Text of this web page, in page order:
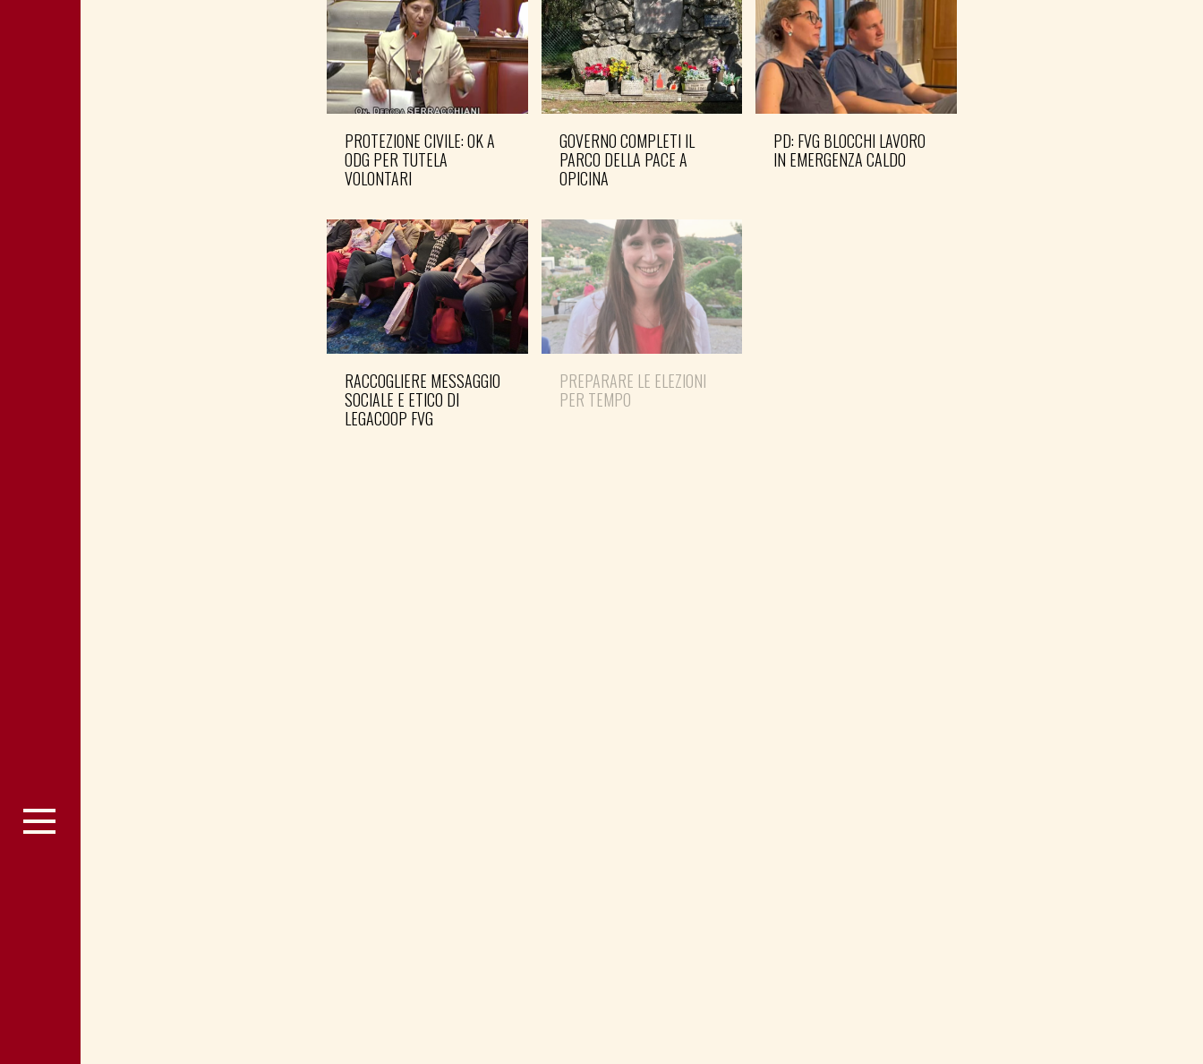
PROTEZIONE CIVILE: OK A
ODG PER TUTELA
VOLONTARI
GOVERNO COMPLETI IL
PARCO DELLA PACE A
OPICINA
PD: FVG BLOCCHI LAVORO
IN EMERGENZA CALDO
RACCOGLIERE MESSAGGIO
SOCIALE E ETICO DI
LEGACOOP FVG
PREPARARE LE ELEZIONI
PER TEMPO